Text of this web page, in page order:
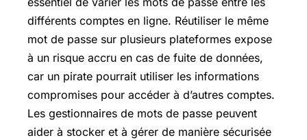
différents comptes en ligne. Réutiliser le même
mot de passe sur plusieurs plateformes expose
à un risque accru en cas de fuite de données,
car un pirate pourrait utiliser les informations
compromises pour accéder à d’autres comptes.
Les gestionnaires de mots de passe peuvent
aider à stocker et à gérer de manière sécurisée